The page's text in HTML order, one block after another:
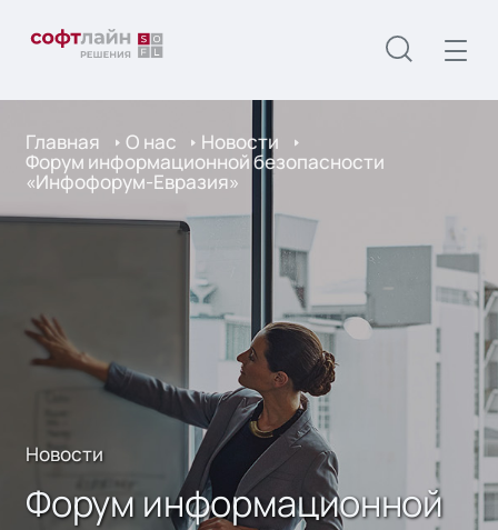
Главная О нас Новости
Форум информационной безопасности
«Инфофорум-Евразия»
Новости
Форум информационной